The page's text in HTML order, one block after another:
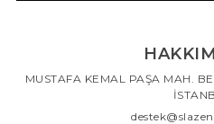
MUSTAFA KEMAL PAŞA MAH.